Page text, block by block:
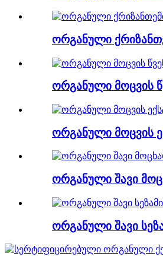
ორგანული
ორგანული მოცვის
ორგანული მოცვის
ორგანული შავი
ორგანული შავი